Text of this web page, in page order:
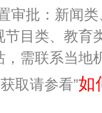
审批：新闻
节目类、教育
，需联系当地
取请参看”如